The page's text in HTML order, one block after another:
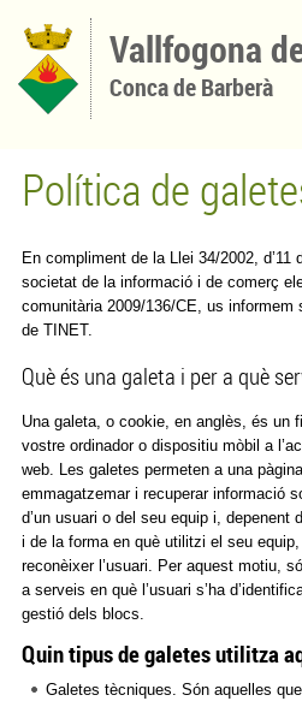
Vallfogona
Conca de Barberà
Política de
En compliment de la Llei 34/2002,
societat de la informació i de comerç
comunitària 2009/136/CE, us informem
de TINET.
Què és una galeta i per a què
Una galeta, o cookie, en anglès, és un
vostre ordinador o dispositiu mòbil a
web. Les galetes permeten a una
emmagatzemar i recuperar informació
d’un usuari o del seu equip i, depenent
i de la forma en què utilitzi el seu
reconèixer l’usuari. Per aquest motiu,
a serveis en què l’usuari s’ha
gestió dels blocs.
Quin tipus de galetes utilitza
Galetes tècniques. Són aquelles